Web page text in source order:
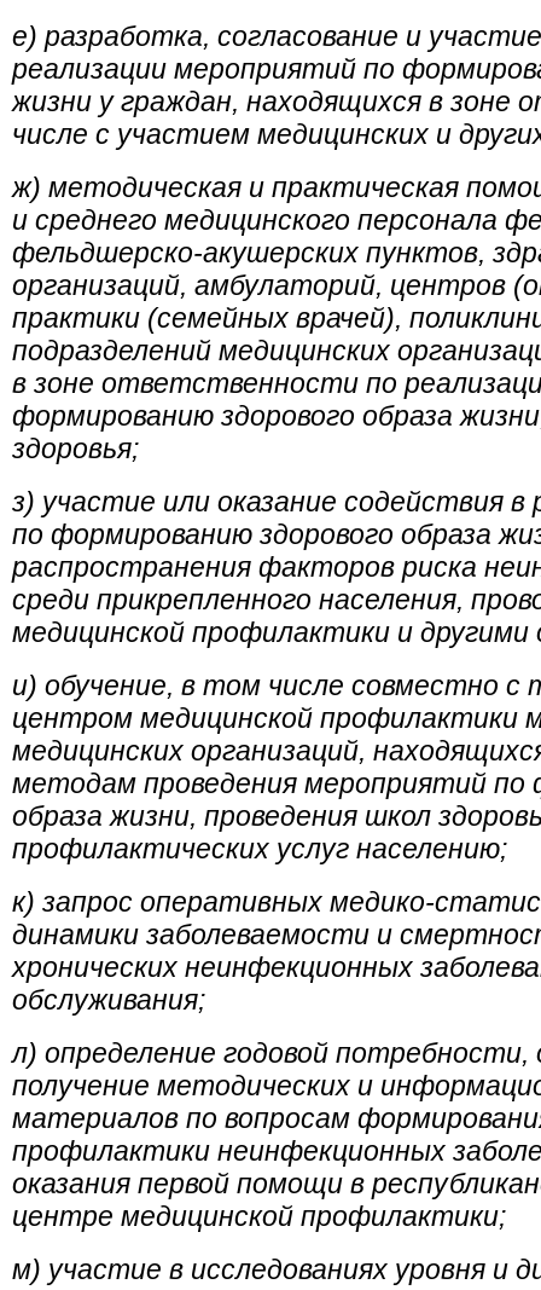
е) разработка, согласование и
реализации мероприятий по
жизни у граждан, находящихся в
числе с участием медицинских и
ж) методическая и практическая
и среднего медицинского персонала
фельдшерско-акушерских пунктов,
организаций, амбулаторий, центров
практики (семейных врачей),
подразделений медицинских
в зоне ответственности по
формированию здорового образа
здоровья;
з) участие или оказание содействия
по формированию здорового образа
распространения факторов риска
среди прикрепленного населения,
медицинской профилактики и другими
и) обучение, в том числе совместно
центром медицинской профилактики
медицинских организаций,
методам проведения мероприятий по
образа жизни, проведения школ
профилактических услуг населению;
к) запрос оперативных медико-
динамики заболеваемости и
хронических неинфекционных
обслуживания;
л) определение годовой потребности,
получение методических и
материалов по вопросам
профилактики неинфекционных
оказания первой помощи в
центре медицинской профилактики;
м) участие в исследованиях уровня и